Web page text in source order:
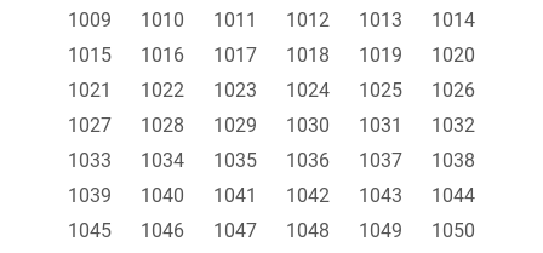
1009
1010 1011 1012 1013
1014
1015
1016 1017 1018 1019
1020
1021
1022 1023 1024 1025
1026
1027
1028 1029 1030 1031
1032
1033
1034 1035 1036 1037
1038
1039
1040 1041 1042 1043
1044
1045
1046 1047 1048 1049
1050